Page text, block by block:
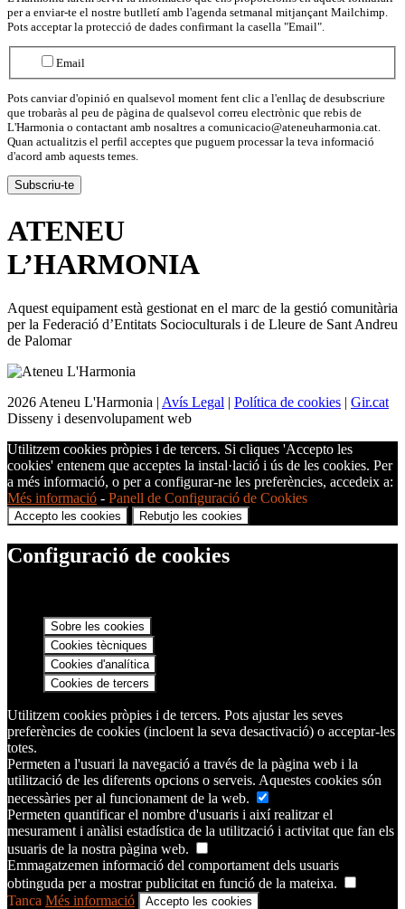
per a enviar-te el nostre butlletí amb l'agenda setmanal mitjançant Mailchimp.
Pots acceptar la protecció de dades confirmant la casella "Email".
Email
Pots canviar d'opinió en qualsevol moment fent clic a l'enllaç de desubscriure
que trobaràs al peu de pàgina de qualsevol correu electrònic que rebis de
L'Harmonia o contactant amb nosaltres a comunicacio@ateneuharmonia.cat.
Quan actualitzis el perfil acceptes que puguem processar la teva informació
d'acord amb aquests temes.
ATENEU
L’HARMONIA
Aquest equipament està gestionat en el marc de la gestió comunitària
per la Federació d’Entitats Socioculturals i de Lleure de Sant Andreu
de Palomar
2026 Ateneu L'Harmonia | Avís Legal | Política de cookies | Gir.cat
Disseny i desenvolupament web
Utilitzem cookies pròpies i de tercers. Si cliques 'Accepto les
cookies' entenem que acceptes la instal·lació i ús de les cookies. Per
a més informació, o per a configurar-ne les preferències, accedeix a:
Més informació - Panell de Configuració de Cookies
Accepto les cookies Rebutjo les cookies
Configuració de cookies
Sobre les cookies
Cookies tècniques
Cookies d'analítica
Cookies de tercers
Utilitzem cookies pròpies i de tercers. Pots ajustar les seves
preferències de cookies (incloent la seva desactivació) o acceptar-les
totes.
Permeten a l'usuari la navegació a través de la pàgina web i la
utilització de les diferents opcions o serveis. Aquestes cookies són
necessàries per al funcionament de la web.
Permeten quantificar el nombre d'usuaris i així realitzar el
mesurament i anàlisi estadística de la utilització i activitat que fan els
usuaris de la nostra pàgina web.
Emmagatzemen informació del comportament dels usuaris
obtinguda per a mostrar publicitat en funció de la mateixa.
Tanca Més informació Accepto les cookies